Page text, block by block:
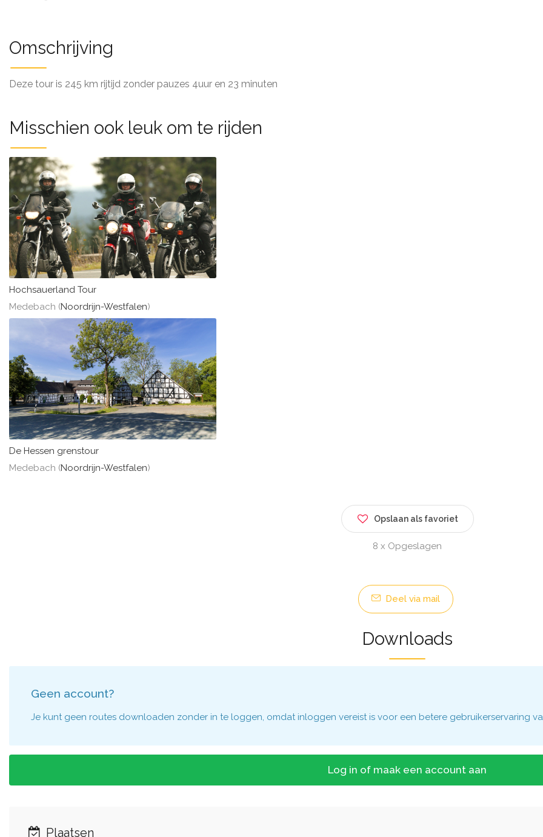
Omschrijving
Deze tour is 245 km rijtijd zonder pauzes 4uur en 23 minuten
Misschien ook leuk om te rijden
Hochsauerland Tour
Medebach (Noordrijn-Westfalen)
De Hessen grenstour
Medebach (Noordrijn-Westfalen)
Opslaan als favoriet
8 x Opgeslagen
Deel via mail
Downloads
Geen account?
Je kunt geen routes downloaden zonder in te loggen, omdat inloggen vereist is voor een betere gebruikerservaring
Log in of maak een account aan
Plaatsen